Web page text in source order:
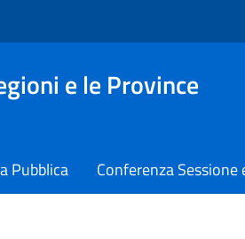
e le Province
Pubblica Conferenza Sessione